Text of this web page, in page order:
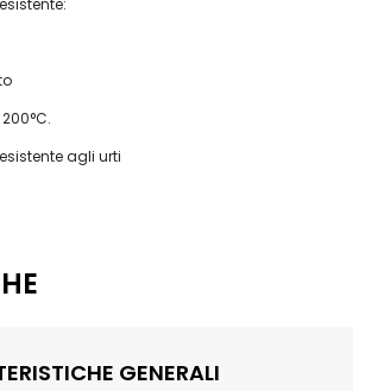
agli urti
GENERALI